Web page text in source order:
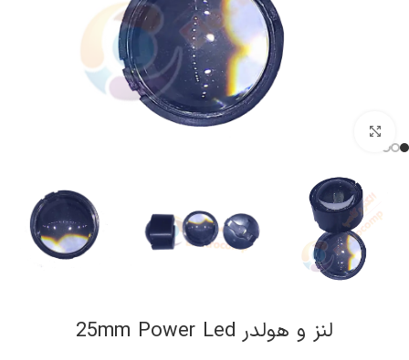
لنز و هولدر 25mm Power Led